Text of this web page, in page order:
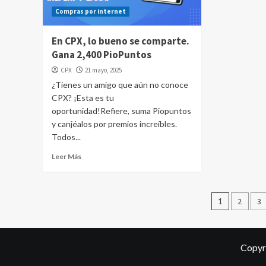
Compras por internet
En CPX, lo bueno se comparte.
Gana 2,400 PioPuntos
CPX 21 mayo, 2025
¿Tienes un amigo que aún no conoce
CPX? ¡Esta es tu
oportunidad!Refiere, suma Piopuntos
y canjéalos por premios increíbles.
Todos...
Leer Más
1 2 3